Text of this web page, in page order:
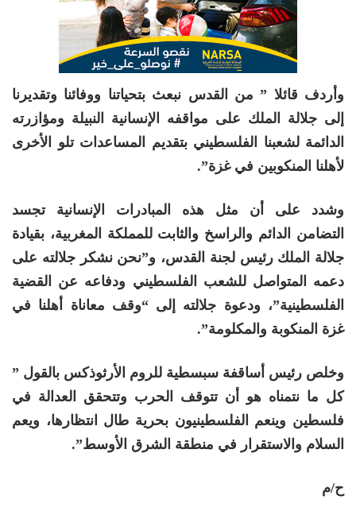
وأردف قائلا ” من القدس نبعث بتحياتنا ووفائنا وتقديرنا
إلى جلالة الملك على مواقفه الإنسانية النبيلة ومؤازرته
الدائمة لشعبنا الفلسطيني بتقديم المساعدات تلو الأخرى
لأهلنا المنكوبين في غزة”.
وشدد على أن مثل هذه المبادرات الإنسانية تجسد
التضامن الدائم والراسخ والثابت للمملكة المغربية، بقيادة
جلالة الملك رئيس لجنة القدس، و”نحن نشكر جلالته على
دعمه المتواصل للشعب الفلسطيني ودفاعه عن القضية
الفلسطينية”، ودعوة جلالته إلى “وقف معاناة أهلنا في
غزة المنكوبة والمكلومة”.
وخلص رئيس أساقفة سبسطية للروم الأرثوذكس بالقول ”
كل ما نتمناه هو أن تتوقف الحرب وتتحقق العدالة في
فلسطين وينعم الفلسطينيون بحرية طال انتظارها، ويعم
السلام والاستقرار في منطقة الشرق الأوسط”.
ح/م